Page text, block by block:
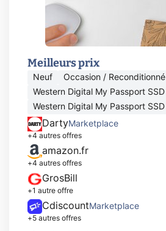
Meilleurs prix
Neuf
Occasion / Reconditionné
Western Digital My Passport SSD
Western Digital My Passport SSD
DartyMarketplace
+4 autres offres
amazon.fr
+4 autres offres
GrosBill
+1 autre offre
Cdiscount Marketplace
+5 autres offres